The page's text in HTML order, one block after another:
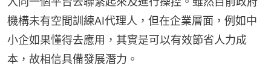
機構未有空間訓練AI代理人，但在企業層面，例如中
小企如果懂得去應用，其實是可以有效節省人力成
本，故相信具備發展潛力。